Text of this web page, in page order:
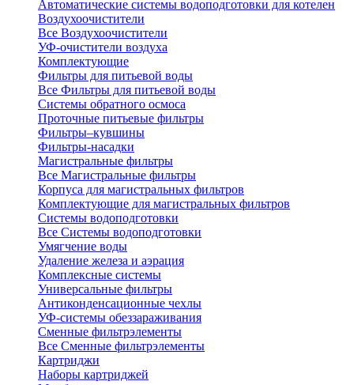
Автоматические системы водоподготовки для котелен
Воздухоочистители
Все Воздухоочистители
УФ-очистители воздуха
Комплектующие
Фильтры для питьевой воды
Все Фильтры для питьевой воды
Системы обратного осмоса
Проточные питьевые фильтры
Фильтры–кувшины
Фильтры-насадки
Магистральные фильтры
Все Магистральные фильтры
Корпуса для магистральных фильтров
Комплектующие для магистральных фильтров
Системы водоподготовки
Все Системы водоподготовки
Умягчение воды
Удаление железа и аэрация
Комплексные системы
Универсальные фильтры
Антиконденсационные чехлы
УФ-системы обеззараживания
Сменные фильтрэлементы
Все Сменные фильтрэлементы
Картриджи
Наборы картриджей